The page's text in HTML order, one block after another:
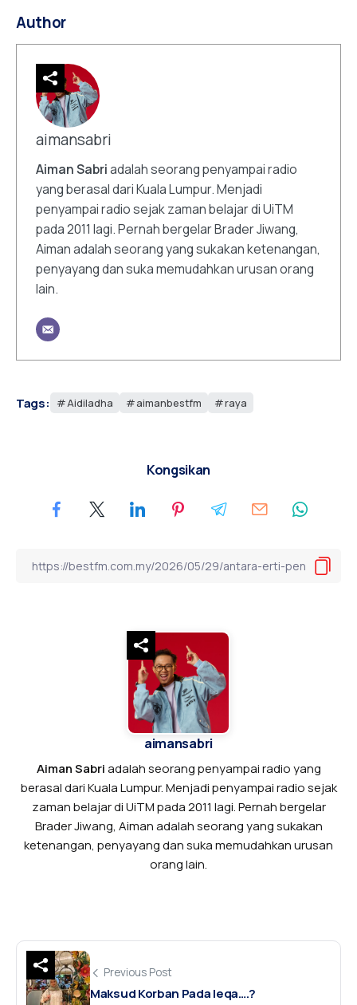
Author
aimansabri
Aiman Sabriadalah seorang penyampai radio
yang berasal dari Kuala Lumpur. Menjadi
penyampai radio sejak zaman belajar di UiTM
pada 2011 lagi. Pernah bergelar Brader Jiwang,
Aiman adalah seorang yang sukakan ketenangan,
penyayang dan suka memudahkan urusan orang
lain.
Tags: Aidiladha aimanbestfm raya
Kongsikan
aimansabri
Aiman Sabriadalah seorang penyampai radio yang
berasal dari Kuala Lumpur. Menjadi penyampai radio sejak
zaman belajar di UiTM pada 2011 lagi. Pernah bergelar
Brader Jiwang, Aiman adalah seorang yang sukakan
ketenangan, penyayang dan suka memudahkan urusan
orang lain.
Previous Post
Maksud Korban Pada Ieqa….?